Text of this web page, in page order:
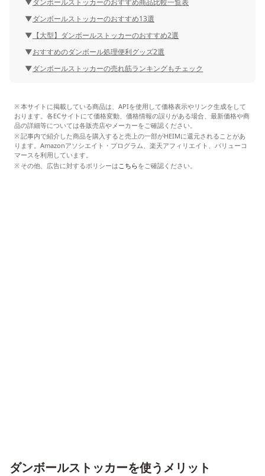
ダンボールストッカーのおすすめ商品比較一覧表
ダンボールストッカーのおすすめ13選
【大型】ダンボールストッカーのおすすめ2選
おすすめのダンボール処理便利グッズ2選
ダンボールストッカーの売れ筋ランキングもチェック
本サイトに掲載している商品は、APIを使用して価格表示やリンク生成をして
おります。各ECサイトにて価格変動、価格情報の誤りがある場合、最新価格や商
品の詳細等については各販売店やメーカーをご確認ください。
記事内で紹介した商品を購入すると売上の一部がHEIMに還元されることがあ
ります。Amazonアソシエイト・プログラム、楽天アフィリエイト、バリューコ
マースを利用しています。
その他、広告に対するポリシーはこちらをご確認ください。
ダンボールストッカーを使うメリット